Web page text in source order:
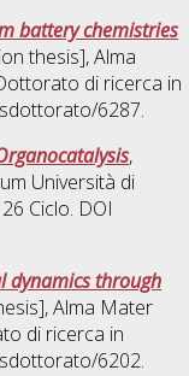
battery chemistries
thesis], Alma
di ricerca in
6287.
,
Università di
26 Ciclo. DOI
dynamics through
Alma Mater
di ricerca in
6202.